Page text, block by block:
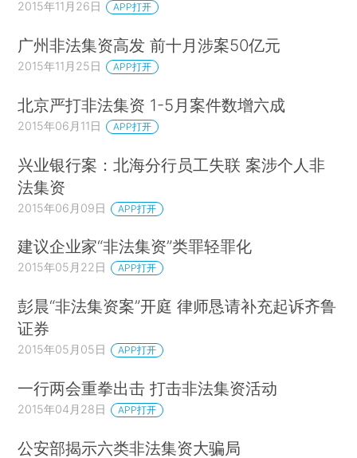
2015年11月26日 APP打开
广州非法集资高发 前十月涉案50亿元
2015年11月25日 APP打开
北京严打非法集资 1-5月案件数增六成
2015年06月11日 APP打开
兴业银行案：北海分行员工失联 案涉个人非
法集资
2015年06月09日 APP打开
建议企业家“非法集资”类罪轻罪化
2015年05月22日 APP打开
彭晨“非法集资案”开庭 律师恳请补充起诉齐鲁
证券
2015年05月05日 APP打开
一行两会重拳出击 打击非法集资活动
2015年04月28日 APP打开
公安部揭示六类非法集资大骗局